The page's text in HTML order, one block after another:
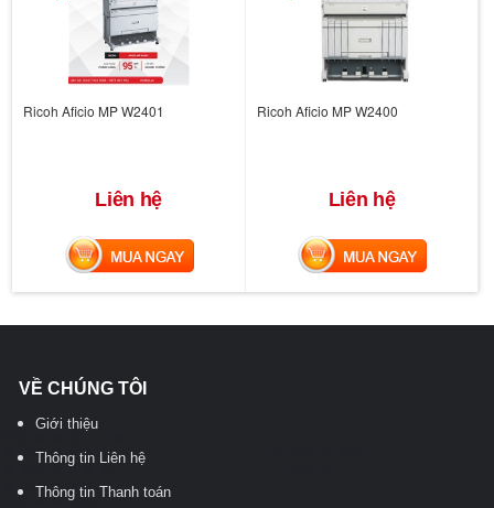
Ricoh Aficio MP W2401
Liên hệ
MUA NGAY
Ricoh Aficio MP W2400
Liên hệ
MUA NGAY
VỀ CHÚNG TÔI
Giới thiệu
Thông tin Liên hệ
Thông tin Thanh toán